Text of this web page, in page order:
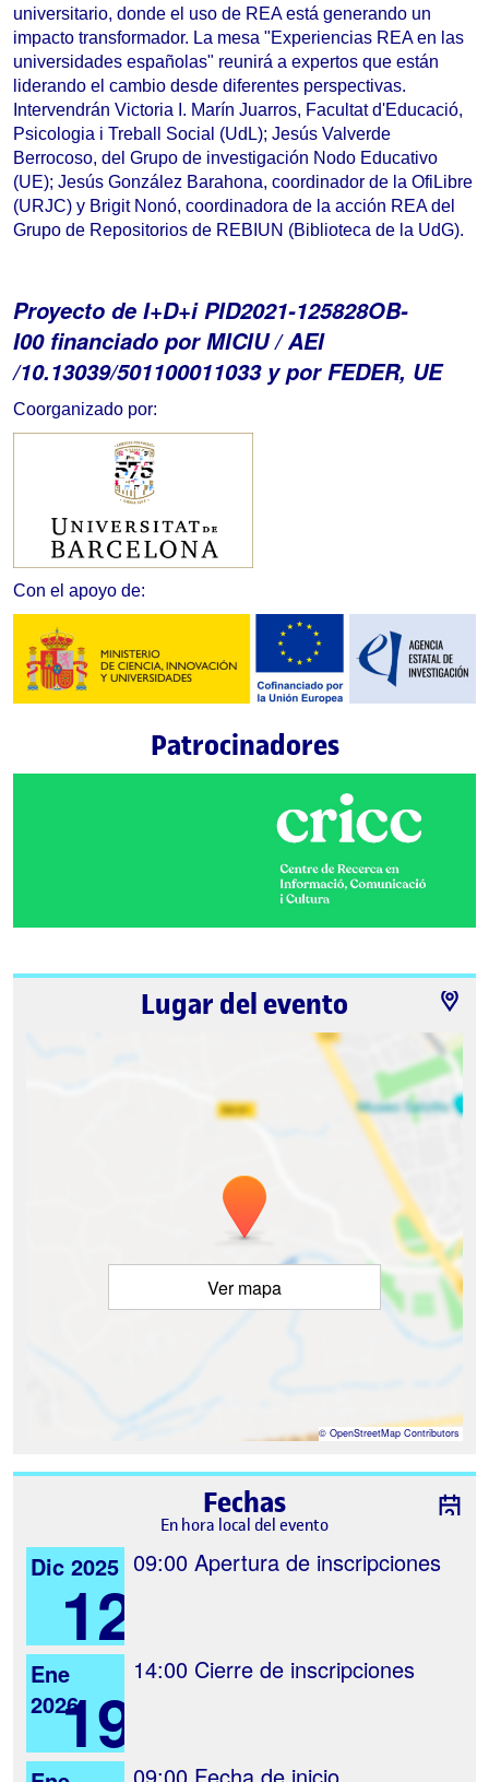
universitario, donde el uso de REA está generando un
impacto transformador. La mesa "Experiencias REA en las
universidades españolas" reunirá a expertos que están
liderando el cambio desde diferentes perspectivas.
Intervendrán Victoria I. Marín Juarros, Facultat d'Educació,
Psicologia i Treball Social (UdL); Jesús Valverde
Berrocoso, del Grupo de investigación Nodo Educativo
(UE); Jesús González Barahona, coordinador de la OfiLibre
(URJC) y Brigit Nonó, coordinadora de la acción REA del
Grupo de Repositorios de REBIUN (Biblioteca de la UdG).
Proyecto de I+D+i PID2021-125828OB-
I00 financiado por MICIU / AEI
/10.13039/501100011033 y por FEDER, UE
Coorganizado por:
Con el apoyo de:
Patrocinadores
Lugar del evento
Ver mapa
© OpenStreetMap Contributors
Fechas
En hora local del evento
Dic 2025
12
09:00 Apertura de inscripciones
Ene
202619
14:00 Cierre de inscripciones